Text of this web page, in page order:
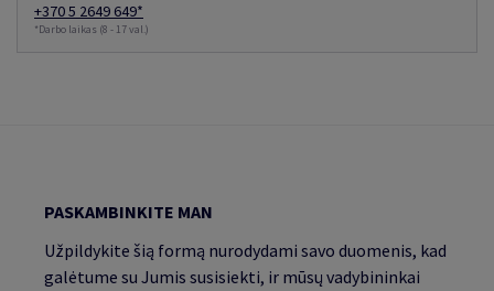
+370 5 2649 649*
*Darbo laikas (8 - 17 val.)
PASKAMBINKITE MAN
Užpildykite šią formą nurodydami savo duomenis, kad
galėtume su Jumis susisiekti, ir mūsų vadybininkai